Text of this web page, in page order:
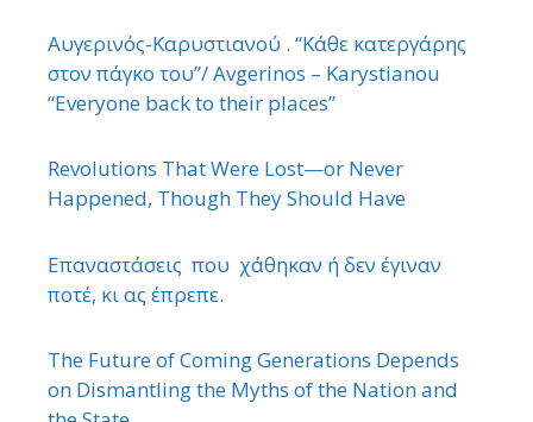
Αυγερινός-Καρυστιανού . “Κάθε κατεργάρης
στον πάγκο του”/ Avgerinos – Karystianou
“Εveryone back to their places”
Revolutions That Were Lost—or Never
Happened, Though They Should Have
Επαναστάσεις που χάθηκαν ή δεν έγιναν
ποτέ, κι ας έπρεπε.
The Future of Coming Generations Depends
on Dismantling the Myths of the Nation and